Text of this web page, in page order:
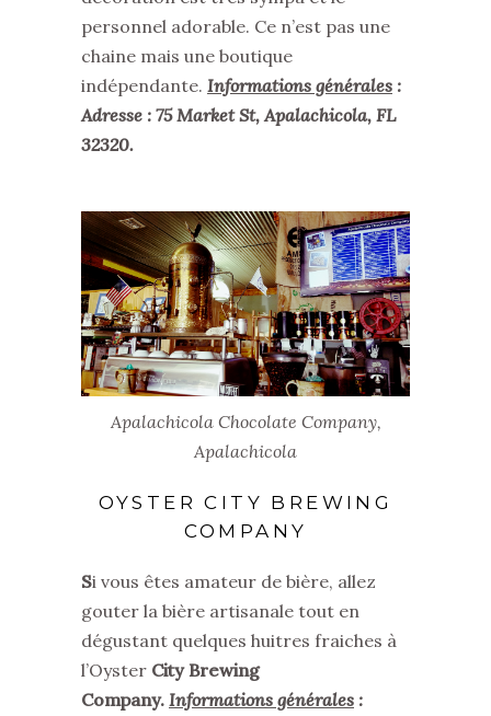
personnel adorable. Ce n’est pas une
chaine mais une boutique
indépendante. Informations générales :
Adresse : 75 Market St, Apalachicola, FL
32320.
Apalachicola Chocolate Company,
Apalachicola
OYSTER CITY BREWING
COMPANY
Si vous êtes amateur de bière, allez
gouter la bière artisanale tout en
dégustant quelques huitres fraiches à
l’Oyster City Brewing
Company. Informations générales :